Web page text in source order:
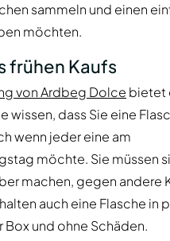
sammeln und einen
möchten.
frühen Kaufs
von Ardbeg Dolce bietet
wissen, dass Sie eine
wenn jeder eine am
möchte. Sie müssen
machen, gegen andere
auch eine Flasche in
Box und ohne Schäden.